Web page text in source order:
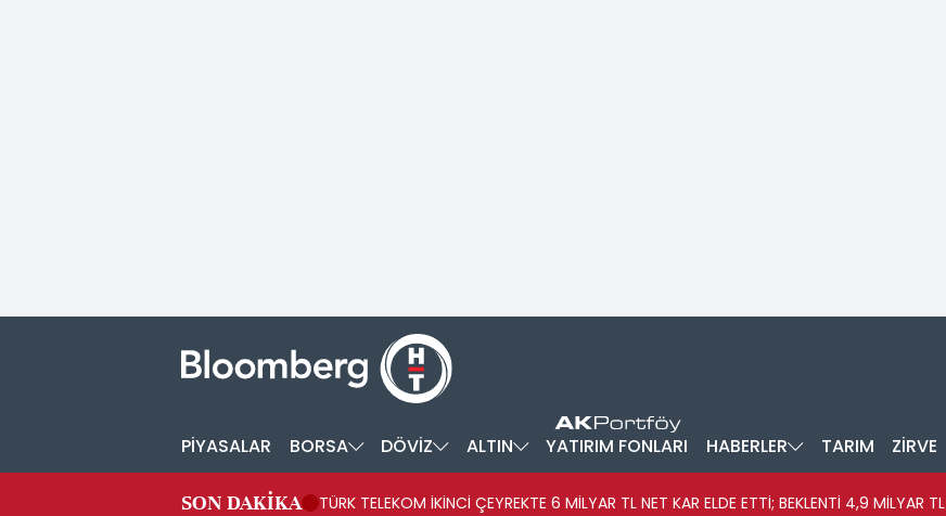
PİYASALAR BORSA DÖVİZ ALTIN YATIRIM FONLARI HABERLER TARIM ZİRVE
SON DAKİKA TÜRK TELEKOM İKİNCİ ÇEYREKTE 6 MİLYAR TL NET KAR ELDE ETTİ; BEKLENTİ 4,9 MİLYAR TL